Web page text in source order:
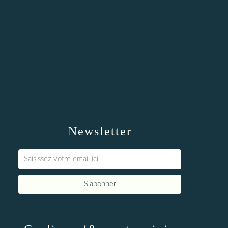
Newsletter